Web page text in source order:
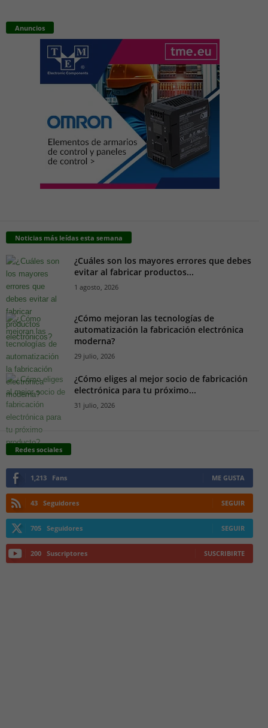
Anuncios
Noticias más leídas esta semana
¿Cuáles son los mayores errores que debes
evitar al fabricar productos...
1 agosto, 2026
¿Cómo mejoran las tecnologías de
automatización la fabricación electrónica
moderna?
29 julio, 2026
¿Cómo eliges al mejor socio de fabricación
electrónica para tu próximo...
31 julio, 2026
Redes sociales
1,213 Fans ME GUSTA
43 Seguidores SEGUIR
705 Seguidores SEGUIR
200 Suscriptores SUSCRIBIRTE